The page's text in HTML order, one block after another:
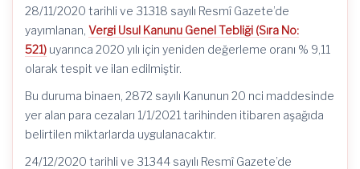
28/11/2020 tarihli ve 31318 sayılı Resmî Gazete’de
yayımlanan, Vergi Usul Kanunu Genel Tebliği (Sıra No:
521) uyarınca 2020 yılı için yeniden değerleme oranı % 9,11
olarak tespit ve ilan edilmiştir.
Bu duruma binaen, 2872 sayılı Kanunun 20 nci maddesinde
yer alan para cezaları 1/1/2021 tarihinden itibaren aşağıda
belirtilen miktarlarda uygulanacaktır.
24/12/2020 tarihli ve 31344 sayılı Resmî Gazete’de